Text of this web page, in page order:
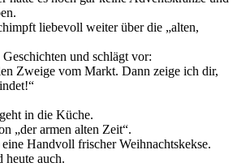
liebevoll weiter über die „alten,
und schlägt vor:
Zweige vom Markt. Dann zeige ich dir,
in die Küche.
„der armen alten Zeit“.
Handvoll frischer Weihnachtskekse.
heute auch.